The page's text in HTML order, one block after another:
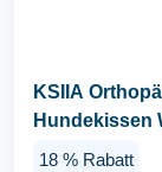
KSIIA
Hundekissen
mit...
18 % Rabatt